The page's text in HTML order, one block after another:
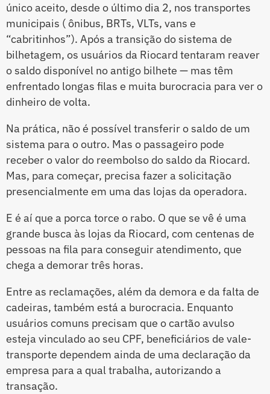
único aceito, desde o último dia 2, nos transportes
municipais ( ônibus, BRTs, VLTs, vans e
“cabritinhos”). Após a transição do sistema de
bilhetagem, os usuários da Riocard tentaram reaver
o saldo disponível no antigo bilhete — mas têm
enfrentado longas filas e muita burocracia para ver o
dinheiro de volta.
Na prática, não é possível transferir o saldo de um
sistema para o outro. Mas o passageiro pode
receber o valor do reembolso do saldo da Riocard.
Mas, para começar, precisa fazer a solicitação
presencialmente em uma das lojas da operadora.
E é aí que a porca torce o rabo. O que se vê é uma
grande busca às lojas da Riocard, com centenas de
pessoas na fila para conseguir atendimento, que
chega a demorar três horas.
Entre as reclamações, além da demora e da falta de
cadeiras, também está a burocracia. Enquanto
usuários comuns precisam que o cartão avulso
esteja vinculado ao seu CPF, beneficiários de vale-
transporte dependem ainda de uma declaração da
empresa para a qual trabalha, autorizando a
transação.